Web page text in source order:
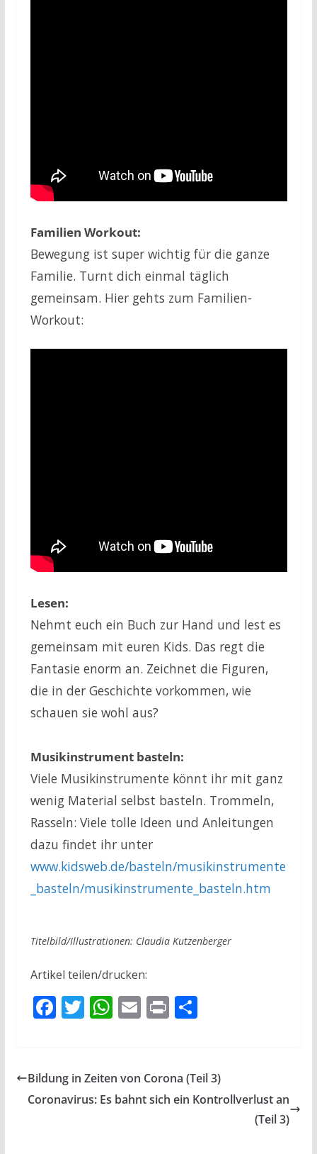
Familien Workout:
Bewegung ist super wichtig für die ganze
Familie. Turnt dich einmal täglich
gemeinsam. Hier gehts zum Familien-
Workout:
Lesen:
Nehmt euch ein Buch zur Hand und lest es
gemeinsam mit euren Kids. Das regt die
Fantasie enorm an. Zeichnet die Figuren,
die in der Geschichte vorkommen, wie
schauen sie wohl aus?
Musikinstrument basteln:
Viele Musikinstrumente könnt ihr mit ganz
wenig Material selbst basteln. Trommeln,
Rasseln: Viele tolle Ideen und Anleitungen
dazu findet ihr unter
www.kidsweb.de/basteln/musikinstrumente
_basteln/musikinstrumente_basteln.htm
Titelbild/Illustrationen: Claudia Kutzenberger
Artikel teilen/drucken:
F
b
o
T
er
W
s
A
E
l
PrT
n
Bildung in Zeiten von Corona (Teil 3)
Coronavirus: Es bahnt sich ein Kontrollverlust an
(Teil 3)